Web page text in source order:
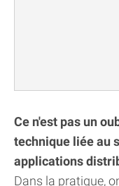
Ce n'est pas un
technique liée au
applications
Dans la pratique,